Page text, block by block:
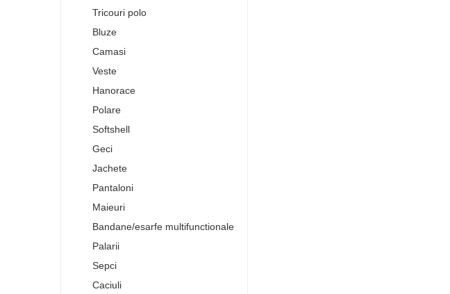
Tricouri polo
Bluze
Camasi
Veste
Hanorace
Polare
Softshell
Geci
Jachete
Pantaloni
Maieuri
Bandane/esarfe multifunctionale
Palarii
Sepci
Caciuli